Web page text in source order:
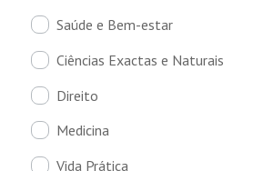
Saúde e Bem-estar
Ciências Exactas e Naturais
Direito
Medicina
Vida Prática